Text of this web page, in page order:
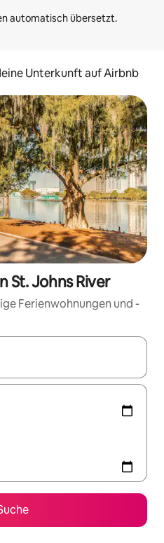
Unterkunft auf Airbnb
St. Johns River
Ferienwohnungen und -
sind, navigiere mit den